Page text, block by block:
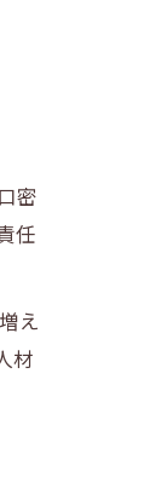
密
任
え
材